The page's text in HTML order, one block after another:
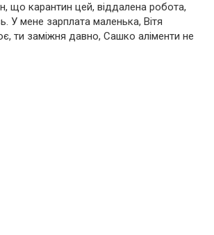
що карантин цей, віддалена робота,
У мене зарплата маленька, Вітя
ти заміжня давно, Сашко аліменти не